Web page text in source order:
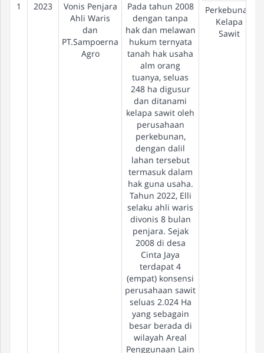
1
2023
Vonis Penjara
Ahli Waris
dan
PT.Sampoerna
Agro
Pada tahun 2008
dengan tanpa
hak dan melawan
hukum ternyata
tanah hak usaha
alm orang
tuanya, seluas
248 ha digusur
dan ditanami
kelapa sawit oleh
perusahaan
perkebunan,
dengan dalil
lahan tersebut
termasuk dalam
hak guna usaha.
Tahun 2022, Elli
selaku ahli waris
divonis 8 bulan
penjara. Sejak
2008 di desa
Cinta Jaya
terdapat 4
(empat) konsensi
perusahaan sawit
seluas 2.024 Ha
yang sebagain
besar berada di
wilayah Areal
Penggunaan Lain
Perkebunan
Kelapa
Sawit